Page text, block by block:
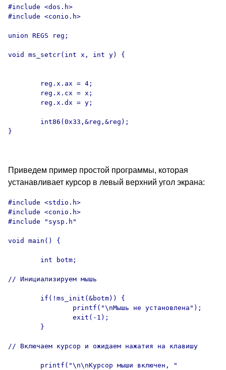
#include <dos.h>
#include <conio.h>
union REGS reg;
void ms_setcr(int x, int y) {
        reg.x.ax = 4;
        reg.x.cx = x;
        reg.x.dx = y;
        int86(0x33,&reg,&reg);
}
Приведем пример простой программы, которая
устанавливает курсор в левый верхний угол экрана:
#include <stdio.h>
#include <conio.h>
#include "sysp.h"
void main() {
        int botm;
// Инициализируем мышь
        if(!ms_init(&botm)) {
                printf("\nМышь не установлена");
                exit(-1);
        }
// Включаем курсор и ожидаем нажатия на клавишу
        printf("\n\nКурсор мыши включен, "